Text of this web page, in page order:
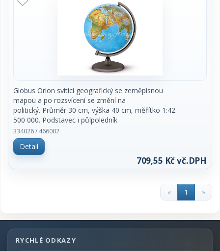
Globus Orion svítící geografický se zeměpisnou
mapou a po rozsvícení se změní na
politický. Průměr 30 cm, výška 40 cm, měřítko 1:42
500 000. Podstavec i půlpoledník
jsou z kouřového plastu. Popisy v českém jazyce.
Baleno v dárkové odnosné krabici.
Vyrobeno v EU. Cena za kus.
334026 / 466002
Detail
709,55 Kč vč.DPH
« 1 »
RYCHLÉ ODKAZY